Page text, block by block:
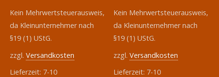
Kein Mehrwertsteuerausweis,
da Kleinunternehmer nach
§19 (1) UStG.
zzgl. Versandkosten
Lieferzeit: 7-10
Kein Mehrwertsteuerausweis,
da Kleinunternehmer nach
§19 (1) UStG.
zzgl.Versandkosten
Lieferzeit: 7-10